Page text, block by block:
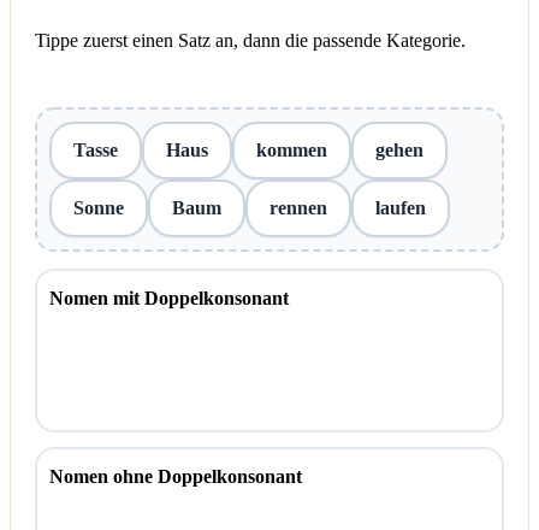
Tippe zuerst einen Satz an, dann die passende Kategorie.
Tasse Haus kommen gehen
Sonne Baum rennen laufen
Nomen mit Doppelkonsonant
Nomen ohne Doppelkonsonant